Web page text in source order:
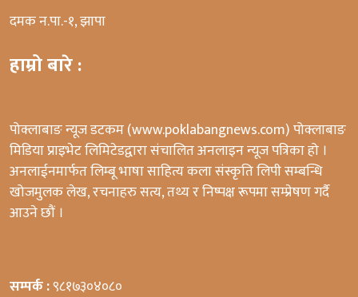
दमक न.पा.-१, झापा
हाम्रो बारे :
पोक्लाबाङ न्यूज डटकम (www.poklabangnews.com) पोक्लाबाङ
मिडिया प्राइभेट लिमिटेडद्वारा संचालित अनलाइन न्यूज पत्रिका हो ।
अनलाईनमार्फत लिम्बू भाषा साहित्य कला संस्कृति लिपी सम्बन्धि
खोजमुलक लेख, रचनाहरु सत्य, तथ्य र निष्पक्ष रूपमा सम्प्रेषण गर्दै
आउने छौं ।
सम्पर्क :९८१७३०४०८०